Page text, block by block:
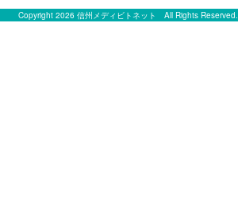
Copyright 2026 信州メディビトネット All Rights Reserved.